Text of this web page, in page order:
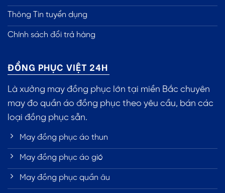
Thông Tin tuyển dụng
Chính sách đổi trả hàng
ĐỒNG PHỤC VIỆT 24H
Là xưởng may đồng phục lớn tại miền Bắc chuyên
may đo quần áo đồng phục theo yêu cầu, bán các
loại đồng phục sẵn.
May đồng phục áo thun
May đồng phục áo gió
May đồng phục quần âu